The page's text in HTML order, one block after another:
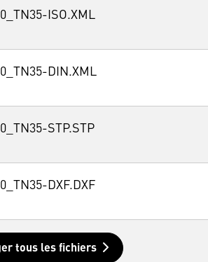
ISO.XML
DIN.XML
STP.STP
DXF.DXF
tous les fichiers